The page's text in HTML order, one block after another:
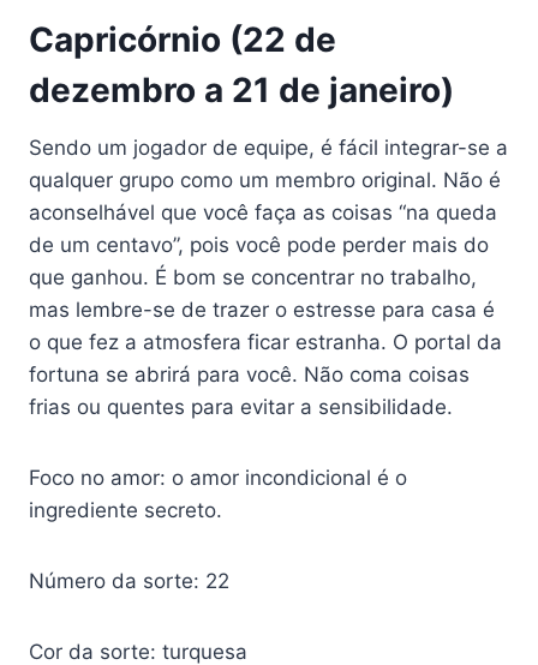
Capricórnio (22 de
dezembro a 21 de janeiro)
Sendo um jogador de equipe, é fácil integrar-se a
qualquer grupo como um membro original. Não é
aconselhável que você faça as coisas “na queda
de um centavo”, pois você pode perder mais do
que ganhou. É bom se concentrar no trabalho,
mas lembre-se de trazer o estresse para casa é
o que fez a atmosfera ficar estranha. O portal da
fortuna se abrirá para você. Não coma coisas
frias ou quentes para evitar a sensibilidade.
Foco no amor: o amor incondicional é o
ingrediente secreto.
Número da sorte: 22
Cor da sorte: turquesa